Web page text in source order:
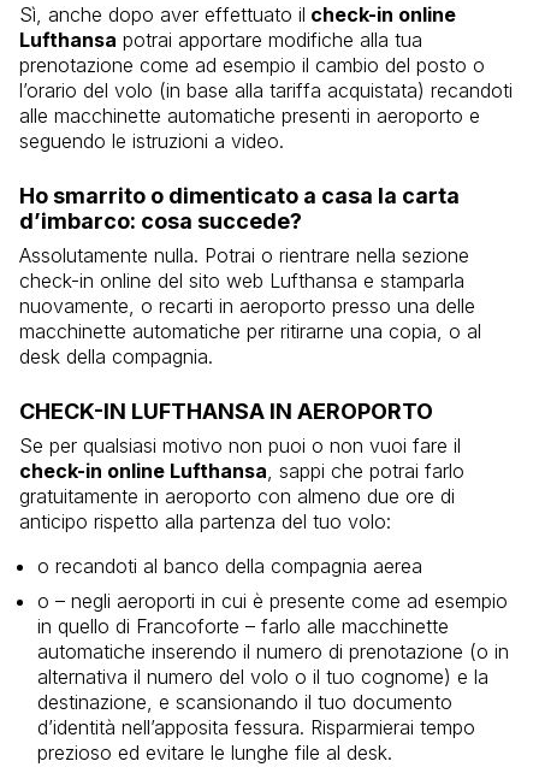
Sì, anche dopo aver effettuato il check-in online
Lufthansa potrai apportare modifiche alla tua
prenotazione come ad esempio il cambio del posto o
l’orario del volo (in base alla tariffa acquistata) recandoti
alle macchinette automatiche presenti in aeroporto e
seguendo le istruzioni a video.
Ho smarrito o dimenticato a casa la carta
d’imbarco: cosa succede?
Assolutamente nulla. Potrai o rientrare nella sezione
check-in online del sito web Lufthansa e stamparla
nuovamente, o recarti in aeroporto presso una delle
macchinette automatiche per ritirarne una copia, o al
desk della compagnia.
CHECK-IN LUFTHANSA IN AEROPORTO
Se per qualsiasi motivo non puoi o non vuoi fare il
check-in online Lufthansa , sappi che potrai farlo
gratuitamente in aeroporto con almeno due ore di
anticipo rispetto alla partenza del tuo volo:
o recandoti al banco della compagnia aerea
o – negli aeroporti in cui è presente come ad esempio
in quello di Francoforte – farlo alle macchinette
automatiche inserendo il numero di prenotazione (o in
alternativa il numero del volo o il tuo cognome) e la
destinazione, e scansionando il tuo documento
d’identità nell’apposita fessura. Risparmierai tempo
prezioso ed evitare le lunghe file al desk.